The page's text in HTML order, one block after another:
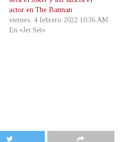
actor en The Batman
viernes, 4 febrero 2022 10:36 AM
En «Jet Set»